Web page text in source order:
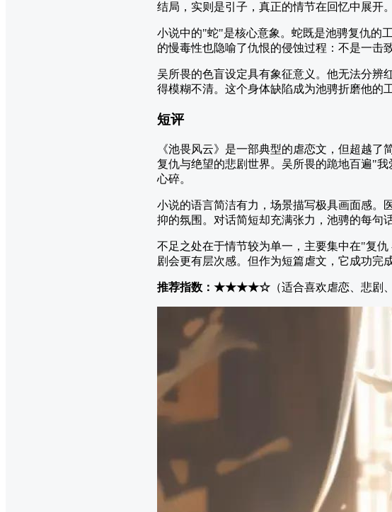
结局，实则是引子，真正的情节在回忆中展开
小说中的"蛇"是核心意象。蛇既是池骋复仇的
的慢毒性也隐喻了仇恨的侵蚀过程：不是一击
吴所畏的色盲设定具有象征意义。他无法分
得模糊不清。这个身体缺陷成为池骋折磨他的
短评
《池畏风云》是一部典型的虐恋文，但超越
复仇与绝望的悲剧世界。吴所畏的跪地百遍"
心碎。
小说的语言简洁有力，场景描写极具画面感。
抑的氛围。对话简短却充满张力，池骋的每句
不足之处在于情节较为单一，主要集中在"复
剧会更有层次感。但作为短篇虐文，它成功完
推荐指数：★★★★☆ （适合喜欢虐恋、悲剧